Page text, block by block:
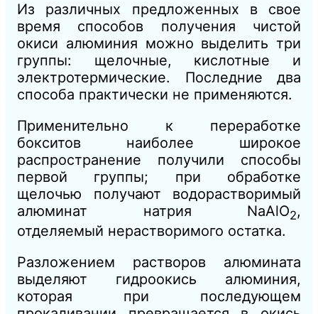
Из различных предложенных в свое
время способов получения чистой
окиси алюминия можно выделить три
группы: щелочные, кислотные и
электротермические. Последние два
способа практически не применяются.
Применительно к переработке
бокситов наиболее широкое
распространение получили способы
первой группы; при обработке
щелочью получают водорастворимый
алюминат натрия NаАlO2,
отделяемый нерастворимого остатка.
Разложением растворов алюмината
выделяют гидроокись алюминия,
которая при последующем